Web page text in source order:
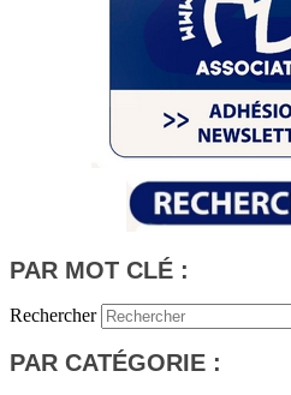
PAR MOT CLÉ :
Rechercher
PAR CATÉGORIE :